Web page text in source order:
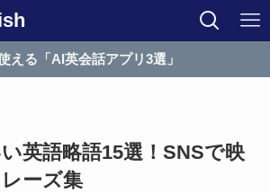
える「AI英会話アプリ3選」
英語略語15選！SNSで映
ーズ集